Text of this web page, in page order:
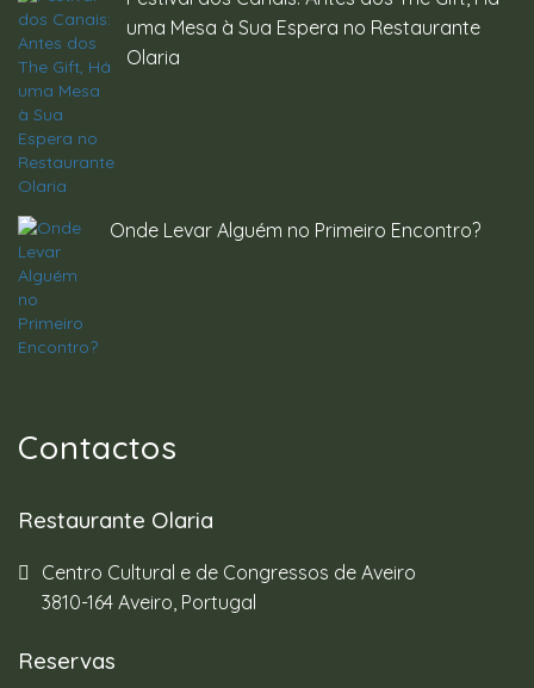
uma Mesa à Sua Espera no Restaurante
Olaria
Onde Levar Alguém no Primeiro Encontro?
Contactos
Restaurante Olaria
Centro Cultural e de Congressos de Aveiro
3810-164 Aveiro, Portugal
Reservas